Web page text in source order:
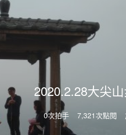
2020.2.28大尖
0次拍手 7,321次點閱